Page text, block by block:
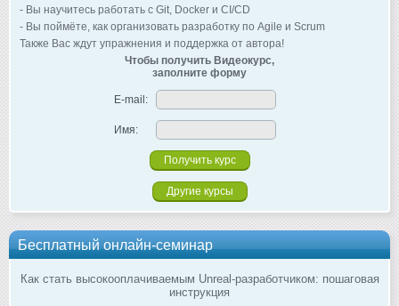
- Вы научитесь работать с Git, Docker и CI/CD
- Вы поймёте, как организовать разработку по Agile и Scrum
Также Вас ждут упражнения и поддержка от автора!
Чтобы получить Видеокурс,
заполните форму
E-mail:
Имя:
Другие курсы
Бесплатный онлайн-семинар
Как стать высокооплачиваемым Unreal-разработчиком: пошаговая
инструкция